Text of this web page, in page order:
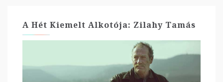
A Hét Kiemelt Alkotója: Zilahy Tamás